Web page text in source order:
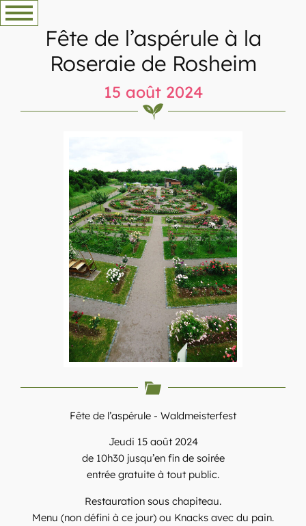
Aller
au
Fête de l’aspérule à la
Roseraie de Rosheim
15 août 2024
Fête de l’aspérule - Waldmeisterfest
Jeudi 15 août 2024
de 10h30 jusqu’en fin de soirée
entrée gratuite à tout public.
Restauration sous chapiteau.
Menu (non défini à ce jour) ou Knacks avec du pain.